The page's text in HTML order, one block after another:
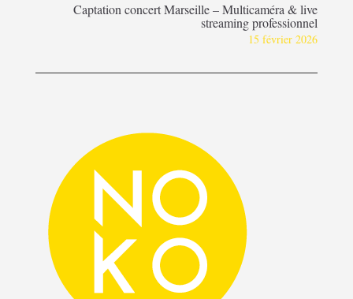
Captation concert Marseille – Multicaméra & live
streaming professionnel
15 février 2026